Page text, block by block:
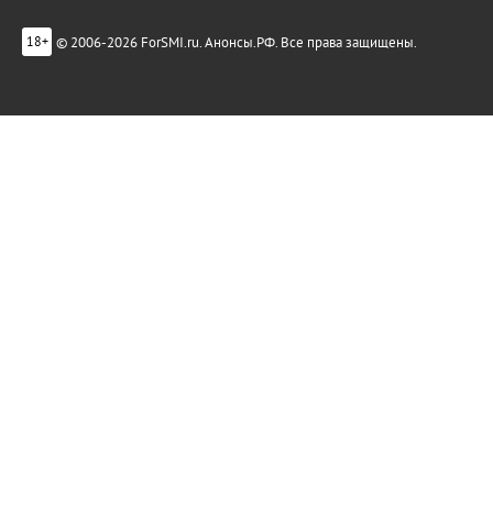
18+ © 2006-2026 ForSMI.ru. Анонсы.РФ. Все права защищены.